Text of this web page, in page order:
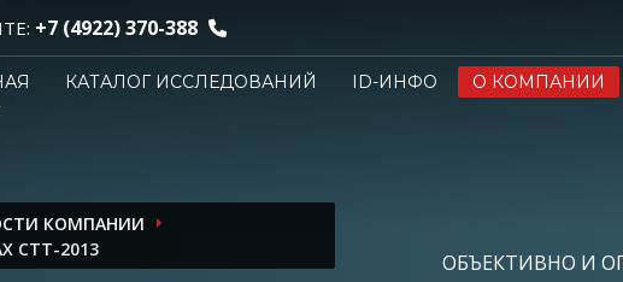
+7 (4922) 370-388
КАТАЛОГ ИССЛЕДОВАНИЙ ID-ИНФО
О КОМПАНИИ
КОМПАНИИ
СТТ-2013
ОБЪЕКТИВНО И